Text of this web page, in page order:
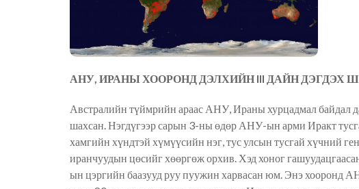
АНУ, ИРАНЫ ХООРОНД ДЭЛХИЙН III ДАЙН ДЭГДЭХ
Австралийн түймрийн араас АНУ, Ираны хурцадмал байдал
шахсан. Нэгдүгээр сарын 3-ны өдөр АНУ-ын арми Иракт
хамгийн хүндтэй хүмүүсийн нэг, тус улсын тусгай хүчний
иранчуудын цөсийг хөөргөж орхив. Хэд хоног
ын цэргийн баазууд руу пуужин харвасан юм. Энэ хооронд